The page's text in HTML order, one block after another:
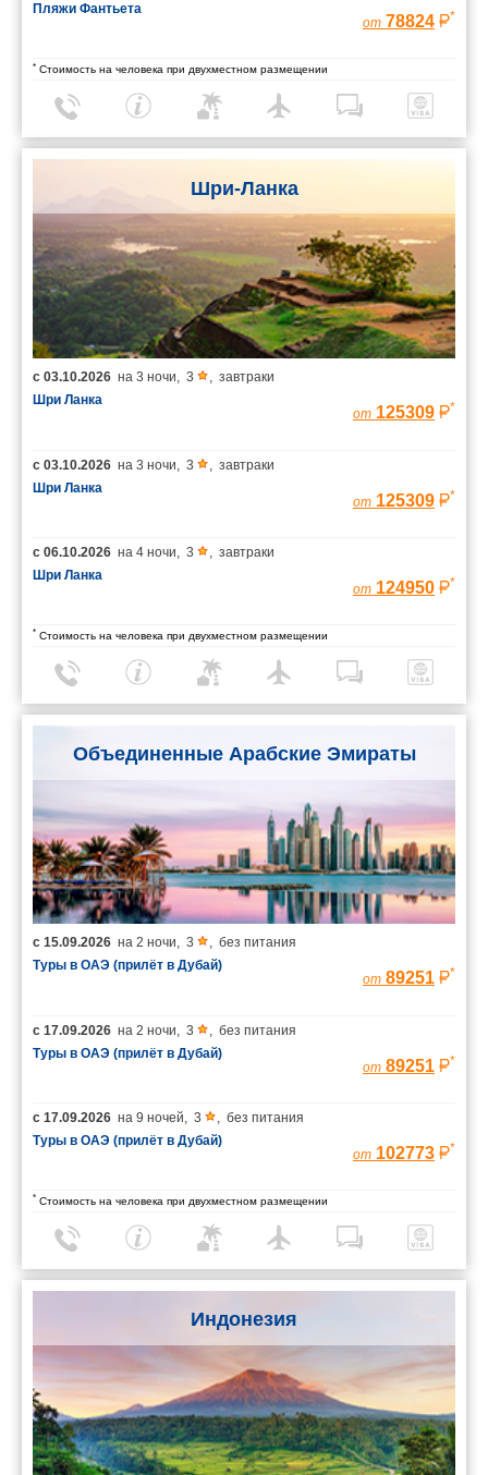
Пляжи Фантьета
от 78824 *
* Стоимость на человека при двухместном размещении
Шри-Ланка
с 03.10.2026 на 3 ночи 3
завтраки
Шри Ланка
от 125309 *
с 03.10.2026 на 3 ночи 3
завтраки
Шри Ланка
от 125309 *
с 06.10.2026 на 4 ночи 3
завтраки
Шри Ланка
от 124950 *
* Стоимость на человека при двухместном размещении
Объединенные Арабские Эмираты
с 15.09.2026 на 2 ночи, 3 , без питания
Туры в ОАЭ (прилёт в Дубай)
от 89251 *
с 17.09.2026 на 2 ночи, 3 , без питания
Туры в ОАЭ (прилёт в Дубай)
от 89251 *
с 17.09.2026 на 9 ночей, 3 , без питания
Туры в ОАЭ (прилёт в Дубай)
от 102773 *
* Стоимость на человека при двухместном размещении
Индонезия